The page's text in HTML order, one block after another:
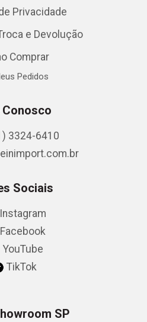
Privacidade
e Devolução
Comprar
Pedidos
Conosco
3324-6410
Sociais
Instagram
Facebook
YouTube
TikTok
SP